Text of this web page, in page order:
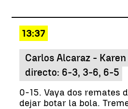
13:37
Carlos Alcaraz -
directo: 6-3, 3-6, 6-5
0-15. Vaya dos remates
dejar botar la bola.